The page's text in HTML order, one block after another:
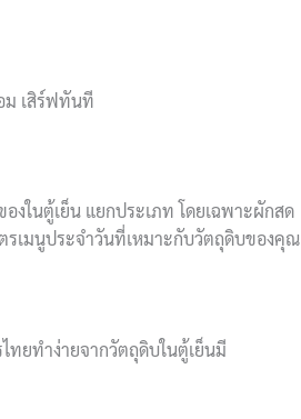
ม เสิร์ฟทันที
งในตู้เย็น แยกประเภท โดยเฉพาะผักสด
รเมนูประจำวันที่เหมาะกับวัตถุดิบของคุณ
ทยทำง่ายจากวัตถุดิบในตู้เย็นมี